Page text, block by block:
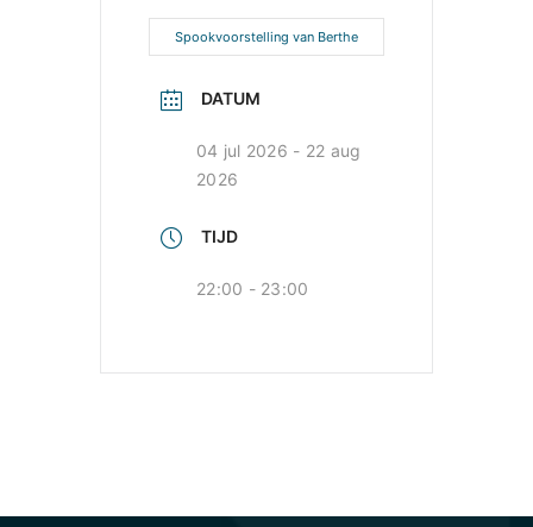
Spookvoorstelling van Berthe
DATUM
04 jul 2026 - 22 aug
2026
TIJD
22:00 - 23:00